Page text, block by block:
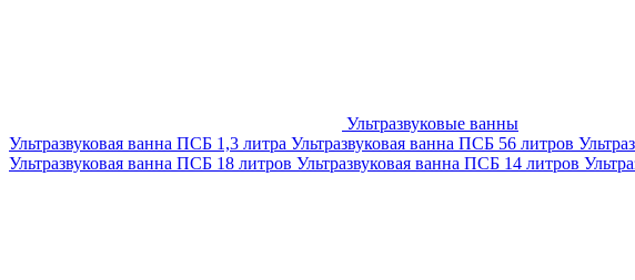
Ультразвуковые ванны
Ультразвуковая ванна ПСБ 1,3 литра Ультразвуковая ванна ПСБ 56 литров
Ультразвуковая ванна ПСБ 18 литров Ультразвуковая ванна ПСБ 14 литров